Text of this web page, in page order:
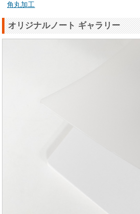
角丸加工
オリジナルノート ギャラリー